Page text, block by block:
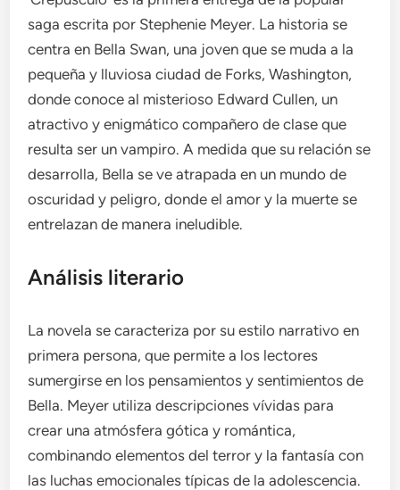
saga escrita por Stephenie Meyer. La historia se
centra en Bella Swan, una joven que se muda a la
pequeña y lluviosa ciudad de Forks, Washington,
donde conoce al misterioso Edward Cullen, un
atractivo y enigmático compañero de clase que
resulta ser un vampiro. A medida que su relación se
desarrolla, Bella se ve atrapada en un mundo de
oscuridad y peligro, donde el amor y la muerte se
entrelazan de manera ineludible.
Análisis literario
La novela se caracteriza por su estilo narrativo en
primera persona, que permite a los lectores
sumergirse en los pensamientos y sentimientos de
Bella. Meyer utiliza descripciones vívidas para
crear una atmósfera gótica y romántica,
combinando elementos del terror y la fantasía con
las luchas emocionales típicas de la adolescencia.